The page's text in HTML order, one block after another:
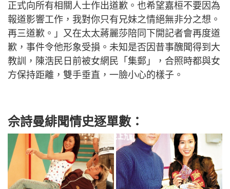
正式向所有相關人士作出道歉。也希望嘉桓不要因為
報道影響工作，我對你只有兄妹之情絕無非分之想。
再三道歉。」又在太太蔣麗莎陪同下開記者會再度道
歉，事件令他形象受損。未知是否因昔事醜聞得到大
教訓，陳浩民日前被女網民「集郵」，合照時都與女
方保持距離，雙手垂直，一臉小心的樣子。
佘詩曼緋聞情史逐單數：